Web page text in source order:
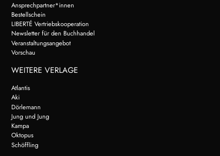
Ansprechpartner*innen
Bestellschein
LIBERTÉ Vertriebskooperation
Newsletter für den Buchhandel
Veranstaltungsangebot
Vorschau
WEITERE VERLAGE
Atlantis
Aki
Dörlemann
Jung und Jung
Kampa
Oktopus
Schöffling